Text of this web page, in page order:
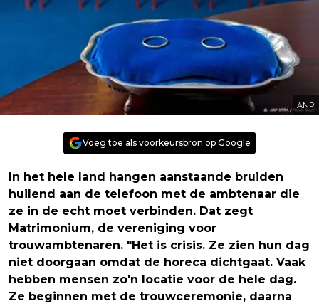
ANP
Voeg toe als voorkeursbron op Google
In het hele land hangen aanstaande bruiden
huilend aan de telefoon met de ambtenaar die
ze in de echt moet verbinden. Dat zegt
Matrimonium, de vereniging voor
trouwambtenaren. "Het is crisis. Ze zien hun dag
niet doorgaan omdat de horeca dichtgaat. Vaak
hebben mensen zo'n locatie voor de hele dag.
Ze beginnen met de trouwceremonie, daarna